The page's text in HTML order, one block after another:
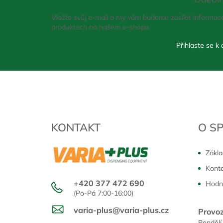
KONTAKT
+420 377 472 690
(Po-Pá 7:00-16:00)
varia-plus@varia-plus.cz
O
Vložte svůj e-mail a my vám budeme zasílat
produktech na našem e-shopu.